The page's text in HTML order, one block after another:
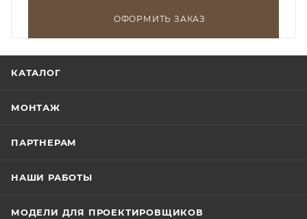
ОФОРМИТЬ ЗАКАЗ
КАТАЛОГ
МОНТАЖ
ПАРТНЕРАМ
НАШИ РАБОТЫ
МОДЕЛИ ДЛЯ ПРОЕКТИРОВЩИКОВ